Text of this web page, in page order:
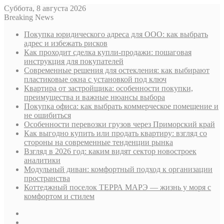
Суббота, 8 августа 2026
Breaking News
Покупка юридического адреса для ООО: как выбрать
адрес и избежать рисков
Как проходит сделка купли-продажи: пошаговая
инструкция для покупателей
Современные решения для остекления: как выбирают
пластиковые окна с установкой под ключ
Квартира от застройщика: особенности покупки,
преимущества и важные нюансы выбора
Покупка офиса: как выбрать коммерческое помещение и
не ошибиться
Особенности перевозки грузов через Приморский край
Как выгодно купить или продать квартиру: взгляд со
стороны на современные тенденции рынка
Взгляд в 2026 год: каким видят сектор новостроек
аналитики
Модульный диван: комфортный подход к организации
пространства
Коттеджный поселок ТЕРРА МАРЭ — жизнь у моря с
комфортом и стилем